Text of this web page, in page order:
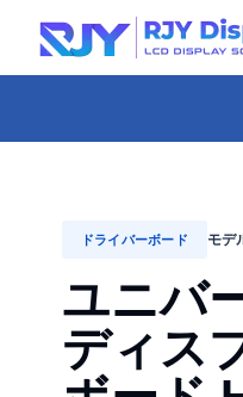
Skip
ドライバーボード モデ
ユニバ
ディス